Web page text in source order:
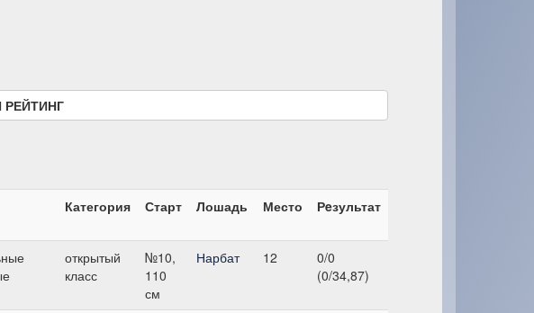
Категория Старт Лошадь Место Рeзультат
открытый
класс
№10,
110
см
Нарбат 12
0/0
(0/34,87)